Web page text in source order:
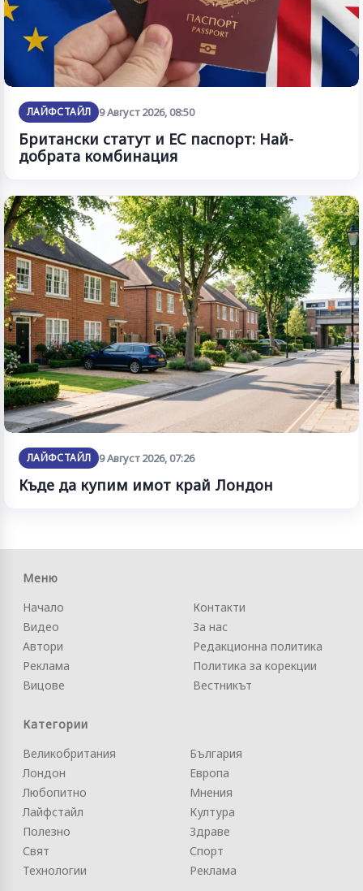
ЛАЙФСТАЙЛ 9 Август 2026, 08:50
Британски статут и ЕС паспорт: Най-
добрата комбинация
ЛАЙФСТАЙЛ 9 Август 2026, 07:26
Къде да купим имот край Лондон
Меню
Начало
Видео
Автори
Реклама
Вицове
Контакти
За нас
Редакционна политика
Политика за корекции
Вестникът
Категории
Великобритания
Лондон
Любопитно
Лайфстайл
Полезно
Свят
Технологии
България
Европа
Мнения
Култура
Здраве
Спорт
Реклама